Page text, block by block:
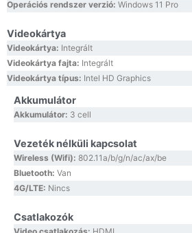
Operációs rendszer verzió: Windows 11 Pro
Videokártya
Videokártya: Integrált
Videokártya fajta: Integrált
Videokártya típus: Intel HD Graphics
Akkumulátor
Akkumulátor: 3 cell
Vezeték nélküli kapcsolat
Wireless (Wifi): 802.11a/b/g/n/ac/ax/be
Bluetooth: Van
4G/LTE: Nincs
Csatlakozók